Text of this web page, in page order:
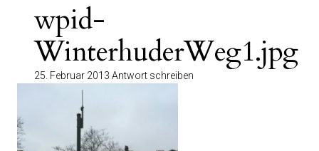
wpid-
WinterhuderWeg1.jpg
25. Februar 2013 Antwort schreiben